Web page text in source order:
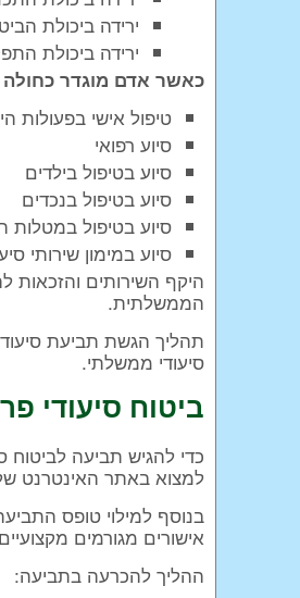
ירידה ביכולת
ירידה ביכולת
כאשר אדם מוגדר כחולה
טיפול אישי בפעולות
סיוע רפואי
סיוע בטיפול בילדים
סיוע בטיפול בנכדים
סיוע בטיפול במטלות
סיוע במימון שירותי
היקף השירותים והזכאות
הממשלתית.
תהליך הגשת תביעת
סיעודי ממשלתי.
ביטוח סיעודי
כדי להגיש תביעה
למצוא באתר האינטרנט
בנוסף למילוי טופס
אישורים מגורמים
ההליך להכרעה בתביעה: